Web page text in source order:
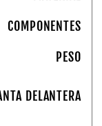
COMPONENTES
PESO
DELANTERA